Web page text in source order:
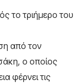
το τριήμερο του
από τον
ο οποίος
φέρνει τις